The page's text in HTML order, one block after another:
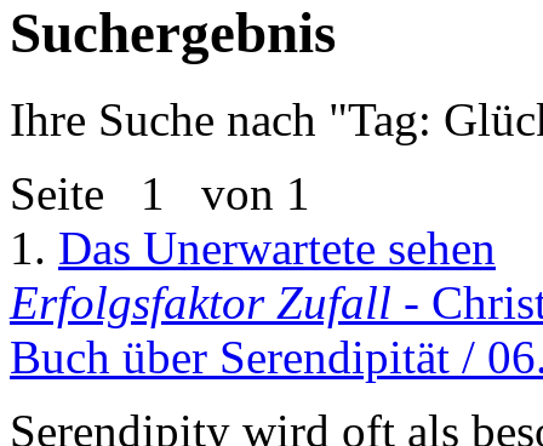
Suchergebnis
Ihre Suche nach "Tag:
Seite 1 von 1
1. Das Unerwartete sehen
Erfolgsfaktor Zufall -
Buch über Serendipität /
Serendipity wird oft als